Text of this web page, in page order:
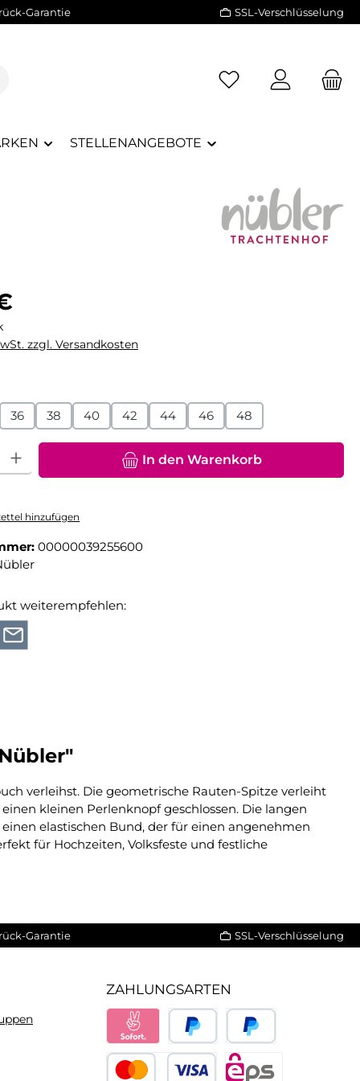
Garantie SSL-Verschlüsselung
STELLENANGEBOTE
zzgl. Versandkosten
36 38 40 42 44 46 48
Gib den gewünschten Wert ein oder benutze die
In den Warenkorb
hinzufügen
00000039255600
weiterempfehlen:
verleihst. Die geometrische Rauten-Spitze verleiht
kleinen Perlenknopf geschlossen. Die langen
elastischen Bund, der für einen angenehmen
für Hochzeiten, Volksfeste und festliche
Garantie SSL-Verschlüsselung
ZAHLUNGSARTEN
PayPal Später bezahlen
Sofort